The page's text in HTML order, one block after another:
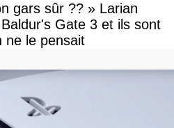
gars sûr ?? » Larian
Gate 3 et ils sont
ne le pensait